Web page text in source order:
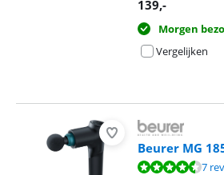
139,-
Morgen
Vergelijken
Beurer MG
Beoordeling is 9,2 van de 10, gebaseerd op 7
7